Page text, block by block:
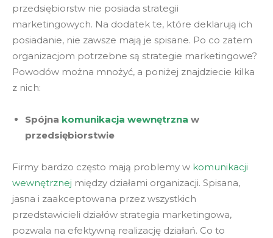
przedsiębiorstw nie posiada strategii
marketingowych. Na dodatek te, które deklarują ich
posiadanie, nie zawsze mają je spisane. Po co zatem
organizacjom potrzebne są strategie marketingowe?
Powodów można mnożyć, a poniżej znajdziecie kilka
z nich:
Spójna komunikacja wewnętrzna w
przedsiębiorstwie
Firmy bardzo często mają problemy w komunikacji
wewnętrznej między działami organizacji. Spisana,
jasna i zaakceptowana przez wszystkich
przedstawicieli działów strategia marketingowa,
pozwala na efektywną realizację działań. Co to